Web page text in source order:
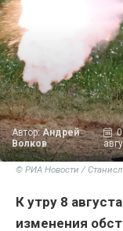
Автор:Андрей
Волков
© РИА Новости /
К утру 8
изменения